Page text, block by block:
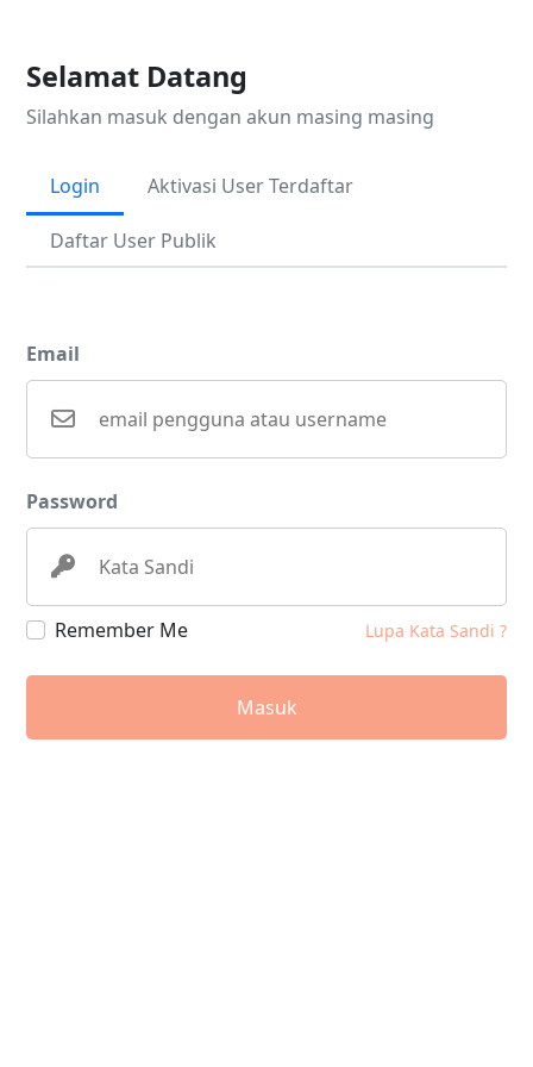
Selamat Datang
Silahkan masuk dengan akun masing masing
Login Aktivasi User Terdaftar
Daftar User Publik
Email
Password
Remember Me Lupa Kata Sandi ?
Masuk